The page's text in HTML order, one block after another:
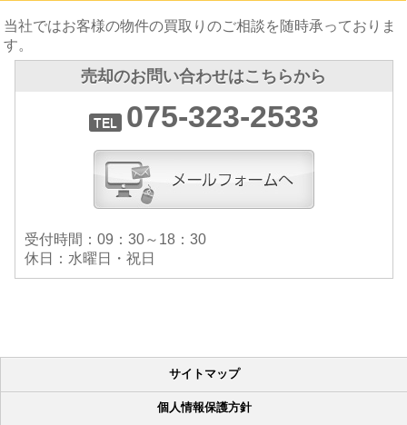
当社ではお客様の物件の買取りのご相談を随時承っておりま
す。
売却のお問い合わせはこちらから
075-323-2533
受付時間：09：30～18：30
休日：水曜日・祝日
サイトマップ
個人情報保護方針